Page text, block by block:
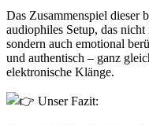
Das Zusammenspiel dieser
audiophiles Setup, das
sondern auch emotional
und authentisch – ganz
elektronische Klänge.
Unser Fazit: